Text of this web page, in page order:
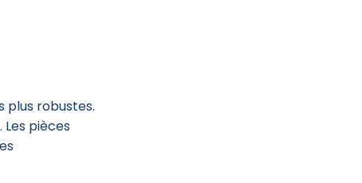
plus robustes.
pièces